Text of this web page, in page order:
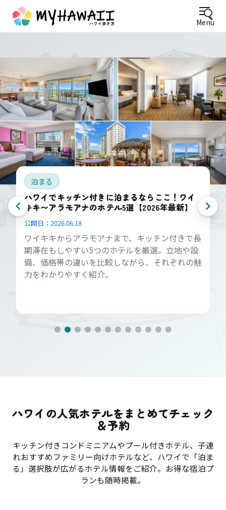
Menu
泊まる
ハワイでキッチン付きに泊まるならここ！ワイ
キキ〜アラモアナのホテル5選【2026年最新】
公開日： 2026.06.18
ワイキキからアラモアナまで、キッチン付きで長
期滞在もしやすい5つのホテルを厳選。立地や設
備、価格帯の違いを比較しながら、それぞれの魅
力をわかりやすく紹介。
ハワイの人気ホテルをまとめてチェック
＆予約
キッチン付きコンドミニアムやプール付きホテル、子連
れおすすめファミリー向けホテルなど、ハワイで「泊ま
る」選択肢が広がるホテル情報をご紹介。お得な宿泊プ
ランも随時掲載。